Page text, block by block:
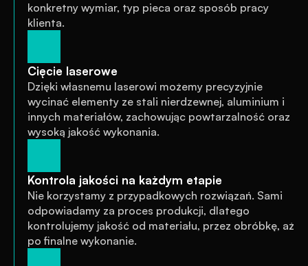
konkretny wymiar, typ pieca oraz sposób pracy
klienta.
Cięcie laserowe
Dzięki własnemu laserowi możemy precyzyjnie
wycinać elementy ze stali nierdzewnej, aluminium i
innych materiałów, zachowując powtarzalność oraz
wysoką jakość wykonania.
Kontrola jakości na każdym etapie
Nie korzystamy z przypadkowych rozwiązań. Sami
odpowiadamy za proces produkcji, dlatego
kontrolujemy jakość od materiału, przez obróbkę, aż
po finalne wykonanie.